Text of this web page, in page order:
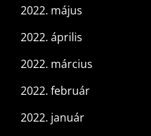
2022. május
2022. április
2022. március
2022. február
2022. január